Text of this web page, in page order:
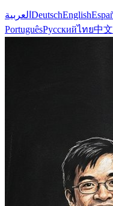
العربية DeutschEnglish
PortuguêsРусскийไทย中文